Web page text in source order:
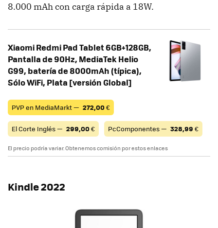
8.000 mAh con carga rápida a 18W.
Xiaomi Redmi Pad Tablet 6GB+128GB,
Pantalla de 90Hz, MediaTek Helio
G99, batería de 8000mAh (típica),
Sólo WiFi, Plata [versión Global]
PVP en MediaMarkt — 272,00€
El Corte Inglés — 299,00€ PcComponentes — 328,99 €
El precio podría variar. Obtenemos comisión por estos enlaces
Kindle 2022